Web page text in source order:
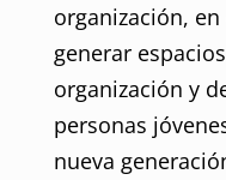
organización,
generar
organización y
personas
nueva